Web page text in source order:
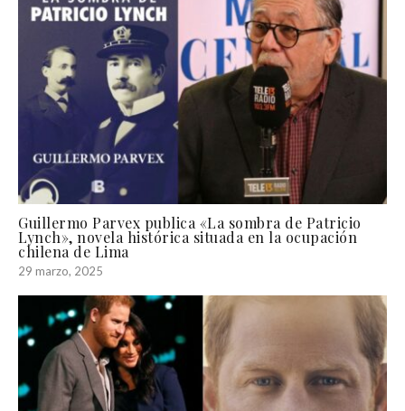
Guillermo Parvex publica «La sombra de Patricio
Lynch», novela histórica situada en la ocupación
chilena de Lima
29 marzo, 2025